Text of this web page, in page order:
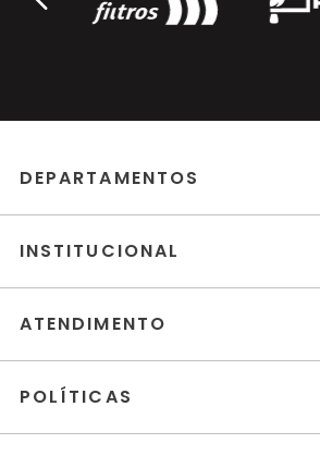
DEPARTAMENTOS
INSTITUCIONAL
ATENDIMENTO
POLÍTICAS